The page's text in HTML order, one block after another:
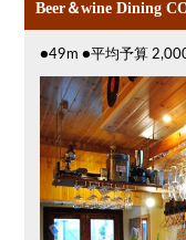
Beer＆wine Dining
●49m ●平均予算